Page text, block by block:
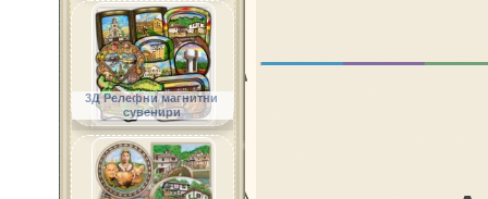
3Д Релефни магнитни
сувенири